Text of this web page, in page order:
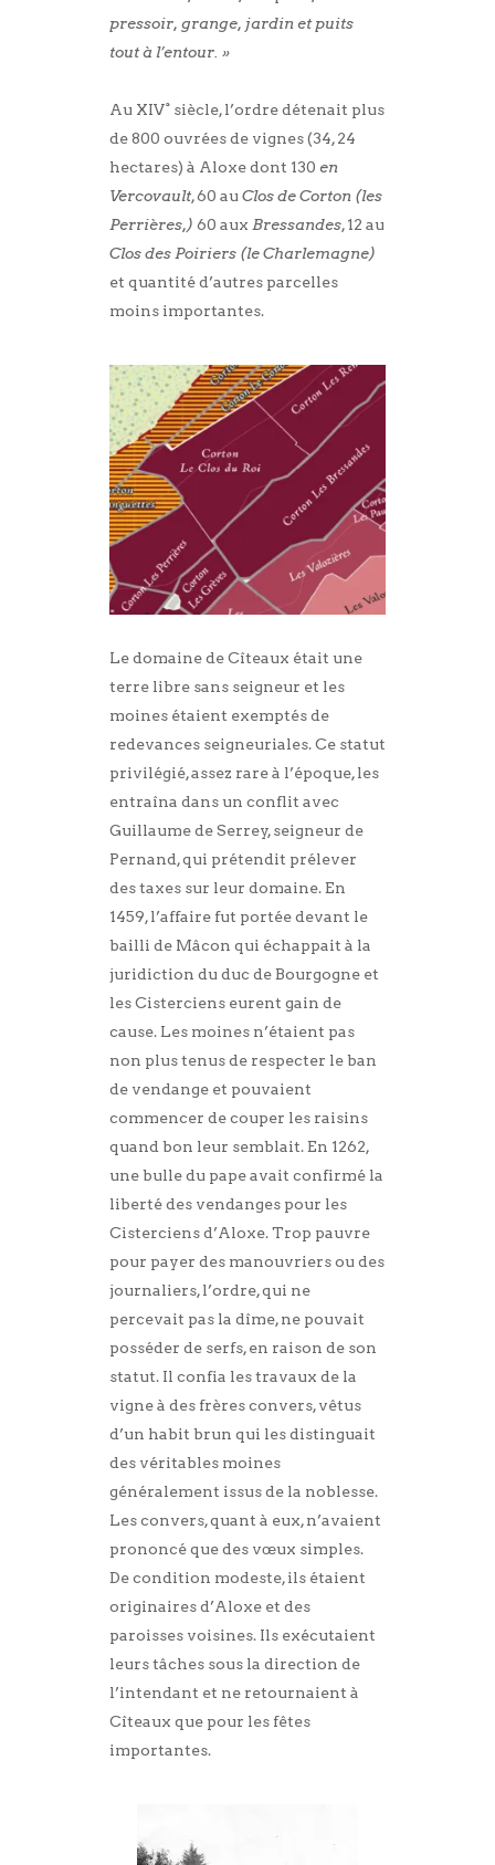
pressoir, grange, jardin et puits
tout à l’entour. »
Au XIV° siècle, l’ordre détenait plus
de 800 ouvrées de vignes (34, 24
hectares) à Aloxe dont 130 en
Vercovault, 60 au Clos de Corton (les
Perrières,) 60 aux Bressandes, 12 au
Clos des Poiriers (le Charlemagne)
et quantité d’autres parcelles
moins importantes.
Le domaine de Cîteaux était une
terre libre sans seigneur et les
moines étaient exemptés de
redevances seigneuriales. Ce statut
privilégié, assez rare à l’époque, les
entraîna dans un conflit avec
Guillaume de Serrey, seigneur de
Pernand, qui prétendit prélever
des taxes sur leur domaine. En
1459, l’affaire fut portée devant le
bailli de Mâcon qui échappait à la
juridiction du duc de Bourgogne et
les Cisterciens eurent gain de
cause. Les moines n’étaient pas
non plus tenus de respecter le ban
de vendange et pouvaient
commencer de couper les raisins
quand bon leur semblait. En 1262,
une bulle du pape avait confirmé la
liberté des vendanges pour les
Cisterciens d’Aloxe. Trop pauvre
pour payer des manouvriers ou des
journaliers, l’ordre, qui ne
percevait pas la dîme, ne pouvait
posséder de serfs, en raison de son
statut. Il confia les travaux de la
vigne à des frères convers, vêtus
d’un habit brun qui les distinguait
des véritables moines
généralement issus de la noblesse.
Les convers, quant à eux, n’avaient
prononcé que des vœux simples.
De condition modeste, ils étaient
originaires d’Aloxe et des
paroisses voisines. Ils exécutaient
leurs tâches sous la direction de
l’intendant et ne retournaient à
Cîteaux que pour les fêtes
importantes.